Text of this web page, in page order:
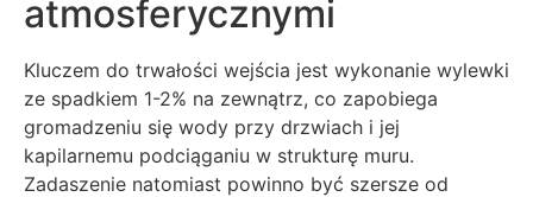
atmosferycznymi
Kluczem do trwałości wejścia jest wykonanie wylewki
ze spadkiem 1-2% na zewnątrz, co zapobiega
gromadzeniu się wody przy drzwiach i jej
kapilarnemu podciąganiu w strukturę muru.
Zadaszenie natomiast powinno być szersze od